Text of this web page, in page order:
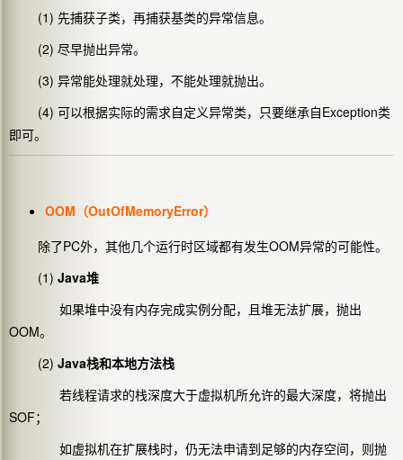
(1) 先捕获子类，再捕获基类的异常信息。
(2) 尽早抛出异常。
(3) 异常能处理就处理，不能处理就抛出。
(4) 可以根据实际的需求自定义异常类，只要继承自Exception类
即可。
OOM（OutOfMemoryError）
除了PC外，其他几个运行时区域都有发生OOM异常的可能性。
(1) Java堆
如果堆中没有内存完成实例分配，且堆无法扩展，抛出
OOM。
(2) Java栈和本地方法栈
若线程请求的栈深度大于虚拟机所允许的最大深度，将抛出
SOF；
如虚拟机在扩展栈时，仍无法申请到足够的内存空间，则抛